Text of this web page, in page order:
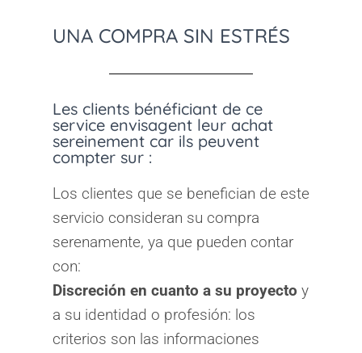
UNA COMPRA SIN ESTRÉS
Les clients bénéficiant de ce
service envisagent leur achat
sereinement car ils peuvent
compter sur :
Los clientes que se benefician de este
servicio consideran su compra
serenamente, ya que pueden contar
con:
Discreción en cuanto a su proyecto y
a su identidad o profesión: los
criterios son las informaciones